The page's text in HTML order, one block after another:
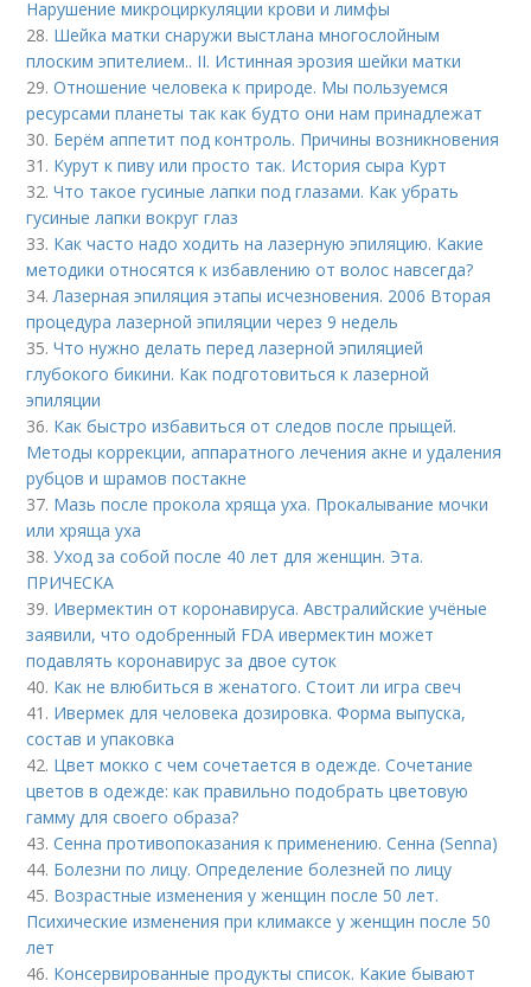
Нарушение микроциркуляции крови и лимфы
28. Шейка матки снаружи выстлана многослойным
плоским эпителием.. II. Истинная эрозия шейки матки
29.Отношение человека к природе. Мы пользуемся
ресурсами планеты так как будто они нам принадлежат
30. Берём аппетит под контроль. Причины возникновения
31. Курут к пиву или просто так. История сыра Курт
32.Что такое гусиные лапки под глазами. Как убрать
гусиные лапки вокруг глаз
33. Как часто надо ходить на лазерную эпиляцию. Какие
методики относятся к избавлению от волос навсегда?
34.Лазерная эпиляция этапы исчезновения. 2006 Вторая
процедура лазерной эпиляции через 9 недель
35.Что нужно делать перед лазерной эпиляцией
глубокого бикини. Как подготовиться к лазерной
эпиляции
36. Как быстро избавиться от следов после прыщей.
Методы коррекции, аппаратного лечения акне и удаления
рубцов и шрамов постакне
37. Мазь после прокола хряща уха. Прокалывание мочки
или хряща уха
38.Уход за собой после 40 лет для женщин. Эта.
ПРИЧЕСКА
39. Ивермектин от коронавируса. Австралийские учёные
заявили, что одобренный FDA ивермектин может
подавлять коронавирус за двое суток
40. Как не влюбиться в женатого. Стоит ли игра свеч
41. Ивермек для человека дозировка. Форма выпуска,
состав и упаковка
42. Цвет мокко с чем сочетается в одежде. Сочетание
цветов в одежде: как правильно подобрать цветовую
гамму для своего образа?
43.Сенна противопоказания к применению. Сенна (Senna)
44. Болезни по лицу. Определение болезней по лицу
45. Возрастные изменения у женщин после 50 лет.
Психические изменения при климаксе у женщин после 50
лет
46. Консервированные продукты список. Какие бывают